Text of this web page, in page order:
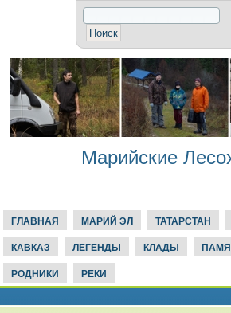
Марийские
ГЛАВНАЯ МАРИЙ ЭЛ ТАТАРСТАН
КАВКАЗ ЛЕГЕНДЫ КЛАДЫ
РОДНИКИ РЕКИ